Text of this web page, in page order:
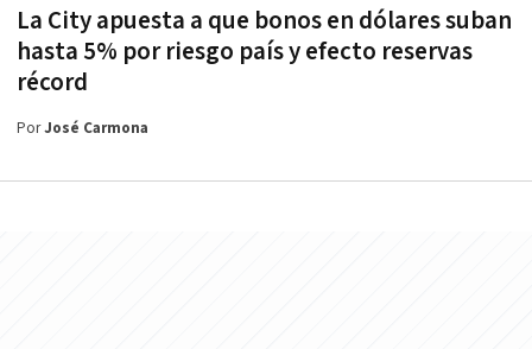
La City apuesta a que bonos en dólares suban
hasta 5% por riesgo país y efecto reservas
récord
PorJosé Carmona